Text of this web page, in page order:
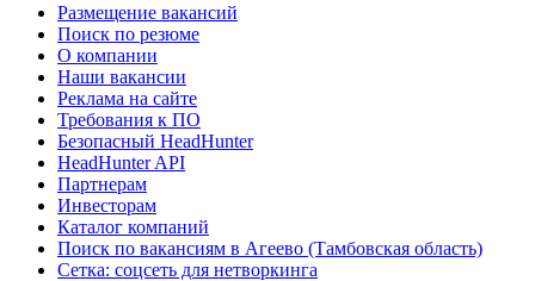
Размещение вакансий
Поиск по резюме
О компании
Наши вакансии
Реклама на сайте
Требования к ПО
Безопасный HeadHunter
HeadHunter API
Партнерам
Инвесторам
Каталог компаний
Поиск по вакансиям в Агеево (Тамбовская область)
Сетка: соцсеть для нетворкинга